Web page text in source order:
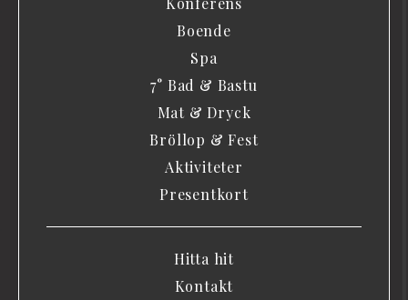
Boende
Spa
7° Bad & Bastu
Mat & Dryck
Bröllop & Fest
Aktiviteter
Presentkort
Hitta hit
Kontakt